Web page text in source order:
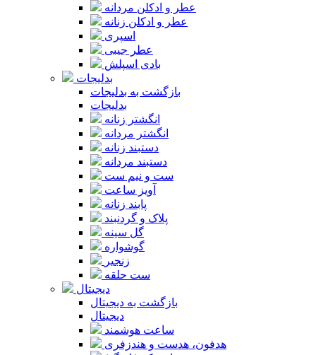
عطر و ادکلن مردانه
عطر و ادکلن زنانه
اسپری
عطر جیبی
بادی اسپلش
بدلیجات
بازگشت به بدلیجات
بدلیجات
انگشتر زنانه
انگشتر مردانه
دستبند زنانه
دستبند مردانه
ست و نیم ست
آویز ساعت
پابند زنانه
پلاک و گردنبند
گل سینه
گوشواره
زنجیر
ست حلقه
دیجیتال
بازگشت به دیجیتال
دیجیتال
ساعت هوشمند
هدفون، هدست و هندزفری